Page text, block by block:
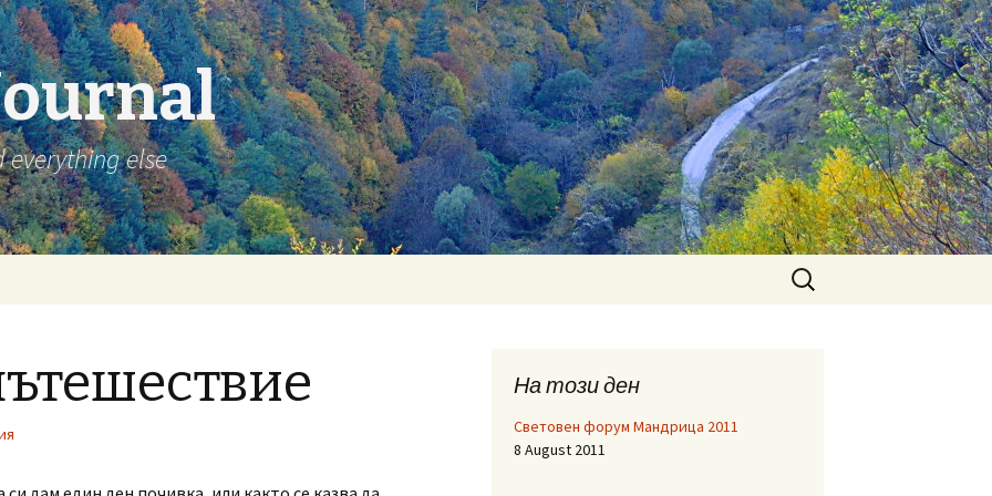
everything else
Search
for:
На този ден
Световен форум Мандрица 2011
8 August 2011